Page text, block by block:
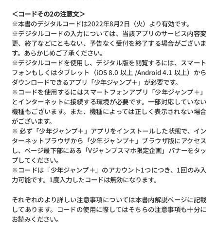
＜コードその2の注意文＞
※本書のデジタルコードは2022年8月2日（火）より有効です。
※デジタルコードの入力については、当該アプリのサービス内容変
更、終了などにともない、予告なく受付を終了する場合がございま
す。あらかじめご了承ください。
※デジタルコードを使用し、デジタル版を閲覧するには、スマート
フォンもしくはタブレット（iOS 8.0 以上 /Android 4.1 以上）から
ダウンロードできるアプリ「少年ジャンプ＋」が必要です。
※コードを使用するにはスマートフォンアプリ「少年ジャンプ＋」
とインターネットに接続する環境が必要です。一部対応していない
機種もございます。また、機種によっては正しく表示されない場合
がございます。
※ 必ず「少年ジャンプ＋」アプリをインストールした状態で、イン
ターネットブラウザから「少年ジャンプ＋」ブラウザ版にアクセス
し、ページ最下部にある「Vジャンプスマホ限定企画」バナーをタッ
プしてください。
※コードは『少年ジャンプ＋』のアカウント1つにつき、1回のみ入
力可能です。1度入力したコードは無効になります。
それぞれのより詳しい注意事項については本書内解説ページに記載
してあります。コードの使用に際してはそちらの注意事項も十分に
お読みください。